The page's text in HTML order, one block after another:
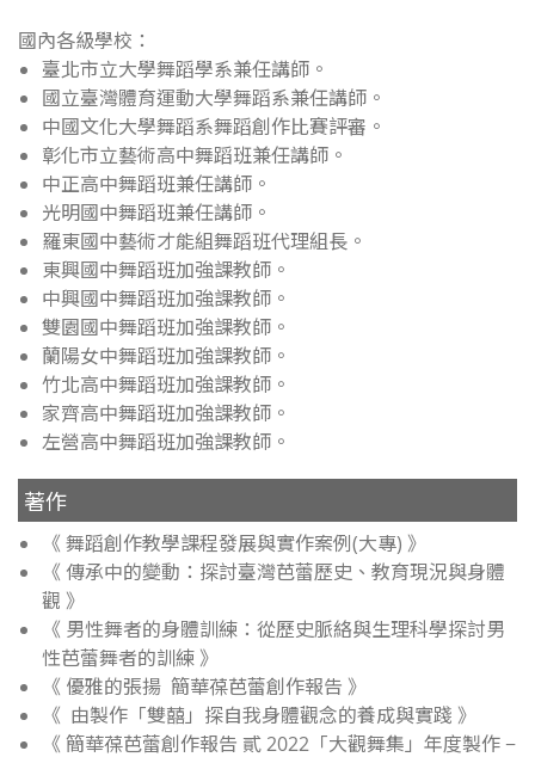
國內各級學校：
臺北市立大學舞蹈學系兼任講師。
國立臺灣體育運動大學舞蹈系兼任講師。
中國文化大學舞蹈系舞蹈創作比賽評審。
彰化市立藝術高中舞蹈班兼任講師。
中正高中舞蹈班兼任講師。
光明國中舞蹈班兼任講師。
羅東國中藝術才能組舞蹈班代理組長。
東興國中舞蹈班加強課教師。
中興國中舞蹈班加強課教師。
雙園國中舞蹈班加強課教師。
蘭陽女中舞蹈班加強課教師。
竹北高中舞蹈班加強課教師。
家齊高中舞蹈班加強課教師。
左營高中舞蹈班加強課教師。
著作
《 舞蹈創作教學課程發展與實作案例(大專) 》
《 傳承中的變動：探討臺灣芭蕾歷史、教育現況與身體
觀 》
《 男性舞者的身體訓練：從歷史脈絡與生理科學探討男
性芭蕾舞者的訓練 》
《 優雅的張揚 簡華葆芭蕾創作報告 》
《 由製作「雙囍」探自我身體觀念的養成與實踐 》
《 簡華葆芭蕾創作報告 貳 2022「大觀舞集」年度製作 −